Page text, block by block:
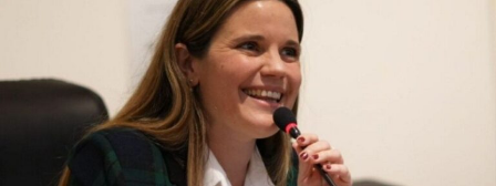
cooperación a nivel global», dijo el presidente de la
Federación Rusa en la videoconferencia en la que también
participaron el director ejectivo del Fondo Ruso de
Inversión Directa, Kirill Dmitriev, y la responsable del
desarrollo en Bielorrusia..
En la videoconferencia, el jefe de Estado dijo también que